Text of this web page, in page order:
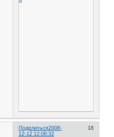
Поделиться 18
2008-
12-12 12:08:32